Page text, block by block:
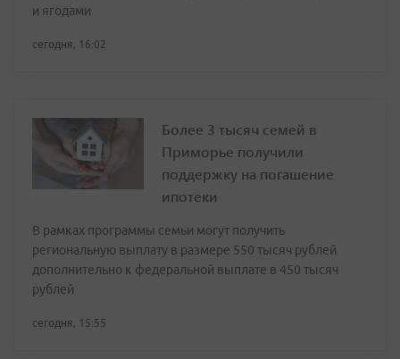
и ягодами
сегодня, 16:02
Более 3 тысяч семей в
Приморье получили
поддержку на погашение
ипотеки
В рамках программы семьи могут получить
региональную выплату в размере 550 тысяч рублей
дополнительно к федеральной выплате в 450 тысяч
рублей
сегодня, 15:55